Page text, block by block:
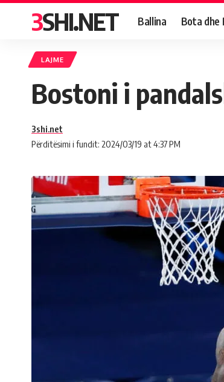
3SHI.NET Ballina Bota dhe
LAJME
Bostoni i
Përditësimi i fundit: 2024/03/19 at 4:37 PM
3shi.net